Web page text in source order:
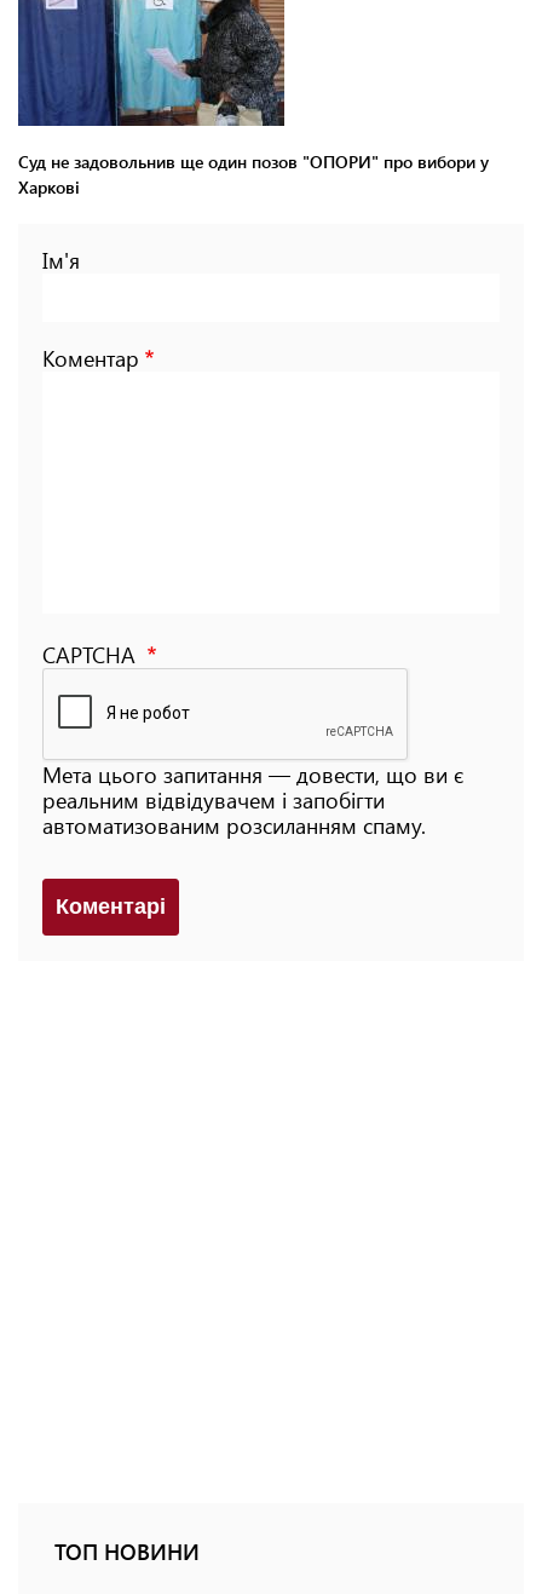
Суд не задовольнив ще один позов "ОПОРИ" про вибори у
Харкові
Ім'я
Коментар
CAPTCHA
Мета цього запитання — довести, що ви є
реальним відвідувачем і запобігти
автоматизованим розсиланням спаму.
Коментарi
ТОП НОВИНИ